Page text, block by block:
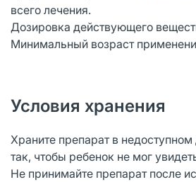
всего лечения.
Дозировка действующего
Минимальный возраст
Условия хранения
Храните препарат в
так, чтобы ребенок не мог
Не принимайте препарат после